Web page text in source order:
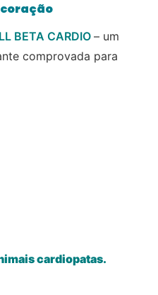
BETA CARDIO– um
comprovada para
cardiopatas.